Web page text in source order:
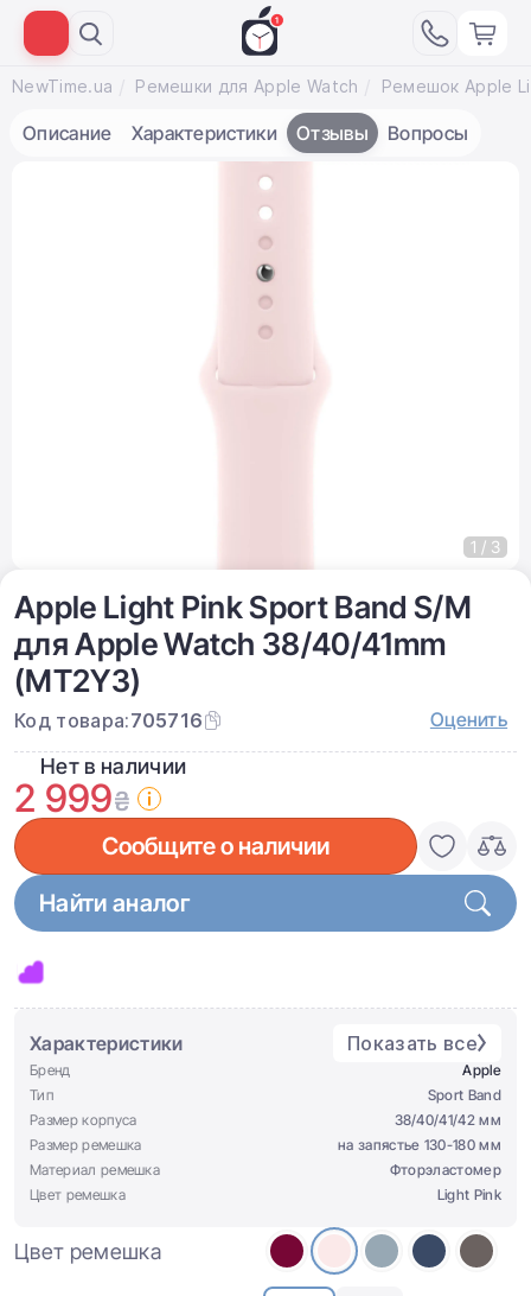
NewTime.ua Ремешки для Apple Watch
Описание Характеристики Отзывы Вопросы
Apple Light Pink Sport Band S/M
для Apple Watch 38/40/41mm
(MT2Y3)
Код товара:705716 Оценить
Нет в наличии
2 999₴
Сообщите о наличии
Найти аналог
Характеристики Показать все
Бренд
Apple
Тип
Sport Band
Размер корпуса
38/40/41/42 мм
Размер ремешка
на запястье 130-180 мм
Материал ремешка
Фторэластомер
Цвет ремешка
Light Pink
Цвет ремешка
1 / 3